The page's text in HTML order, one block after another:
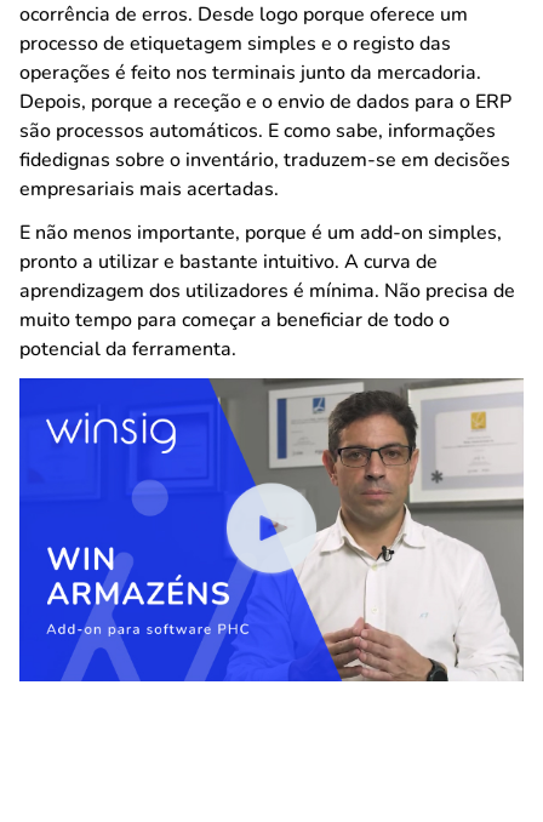
ocorrência de erros. Desde logo porque oferece um
processo de etiquetagem simples e o registo das
operações é feito nos terminais junto da mercadoria.
Depois, porque a receção e o envio de dados para o ERP
são processos automáticos. E como sabe, informações
fidedignas sobre o inventário, traduzem-se em decisões
empresariais mais acertadas.
E não menos importante, porque é um add-on simples,
pronto a utilizar e bastante intuitivo. A curva de
aprendizagem dos utilizadores é mínima. Não precisa de
muito tempo para começar a beneficiar de todo o
potencial da ferramenta.